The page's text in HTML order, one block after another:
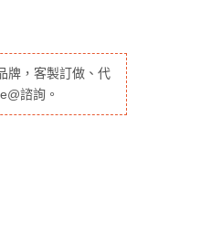
牌，客製訂做、代
諮詢。